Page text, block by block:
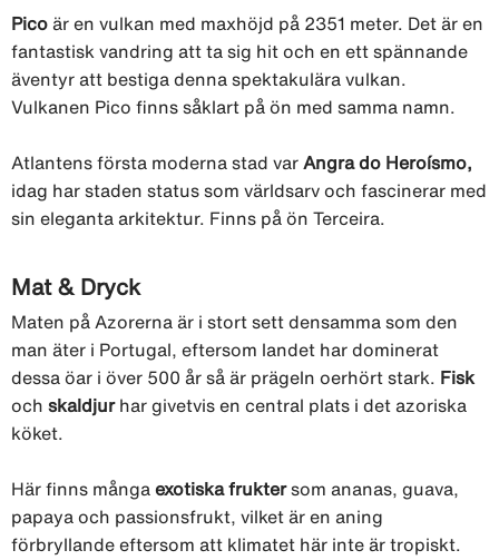
Pico är en vulkan med maxhöjd på 2351 meter. Det är en
fantastisk vandring att ta sig hit och en ett spännande
äventyr att bestiga denna spektakulära vulkan.
Vulkanen Pico finns såklart på ön med samma namn.
Atlantens första moderna stad var Angra do Heroísmo,
idag har staden status som världsarv och fascinerar med
sin eleganta arkitektur. Finns på ön Terceira.
Mat & Dryck
Maten på Azorerna är i stort sett densamma som den
man äter i Portugal, eftersom landet har dominerat
dessa öar i över 500 år så är prägeln oerhört stark.
Fisk
och skaldjurhar givetvis en central plats i det azoriska
köket.
Här finns många exotiska fruktersom ananas, guava,
papaya och passionsfrukt, vilket är en aning
förbryllande eftersom att klimatet här inte är tropiskt.